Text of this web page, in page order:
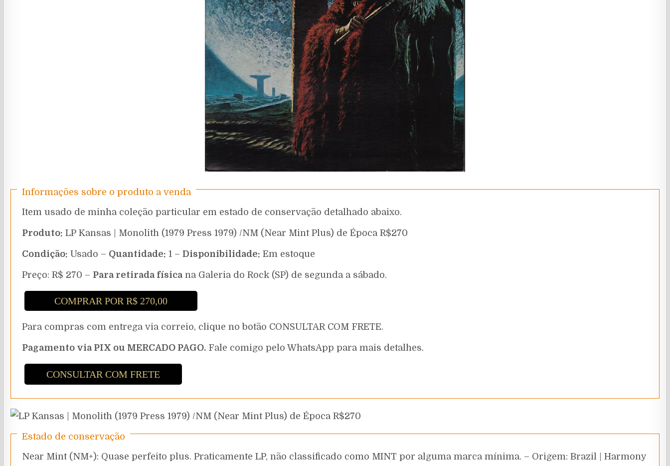
Informações sobre o produto a venda
Item usado de minha coleção particular em estado de conservação detalhado abaixo.
Produto: LP Kansas | Monolith (1979 Press 1979) /NM (Near Mint Plus) de Época R$270
Condição: Usado – Quantidade: 1 – Disponibilidade: Em estoque
Preço: R$ 270 – Para retirada físicana Galeria do Rock (SP) de segunda a sábado.
COMPRAR POR R$ 270,00
Para compras com entrega via correio, clique no botão CONSULTAR COM FRETE.
Pagamento via PIX ou MERCADO PAGO.Fale comigo pelo WhatsApp para mais detalhes.
CONSULTAR COM FRETE
Estado de conservação
Near Mint (NM+): Quase perfeito plus. Praticamente LP, não classificado como MINT por alguma marca mínima. – Origem: Brazil | Harmony